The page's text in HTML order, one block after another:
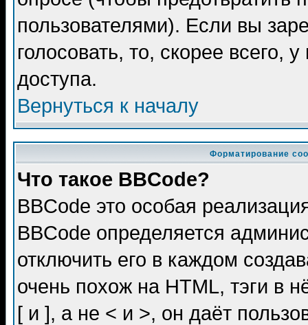
пользователями). Если вы
голосовать, то, скорее всего,
доступа.
Вернуться к началу
Форматирование
Что такое BBCode?
BBCode это особая
BBCode определяется
отключить его в каждом
очень похож на HTML, тэги в
[ и ], а не < и >, он даёт